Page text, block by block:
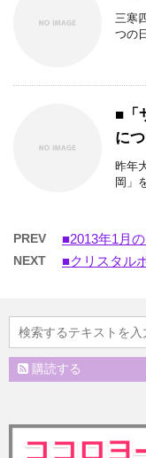
三寒
つの
■「
に
昨年
岡」
PREV ■2013年1月
NEXT ■クリスタル
購読する